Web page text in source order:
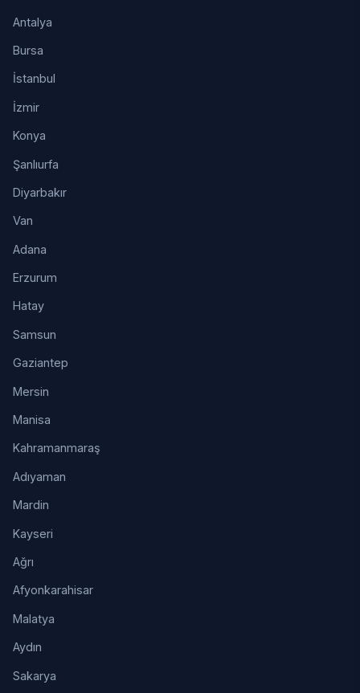
Antalya
Bursa
İstanbul
İzmir
Konya
Şanlıurfa
Diyarbakır
Van
Adana
Erzurum
Hatay
Samsun
Gaziantep
Mersin
Manisa
Kahramanmaraş
Adıyaman
Mardin
Kayseri
Ağrı
Afyonkarahisar
Malatya
Aydın
Sakarya